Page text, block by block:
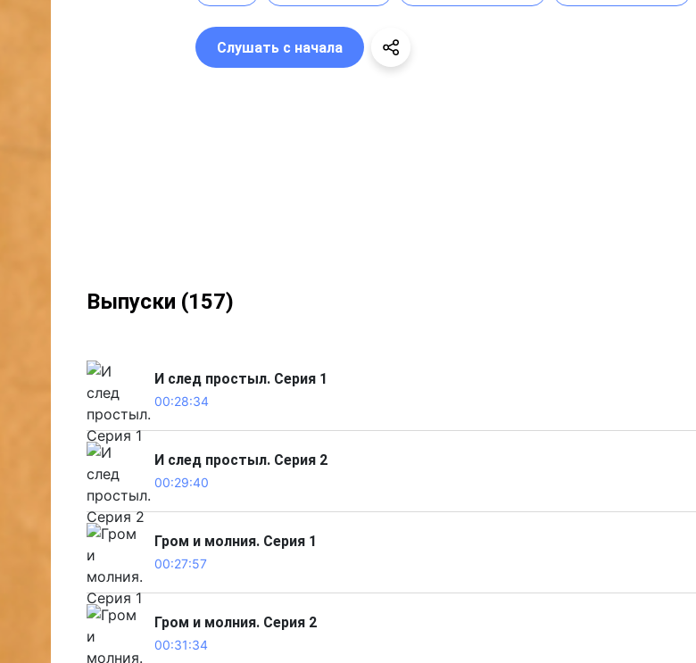
Слушать с начала
Выпуски (157)
И след простыл. Серия 1
00:28:34
И след простыл. Серия 2
00:29:40
Гром и молния. Серия 1
00:27:57
Гром и молния. Серия 2
00:31:34